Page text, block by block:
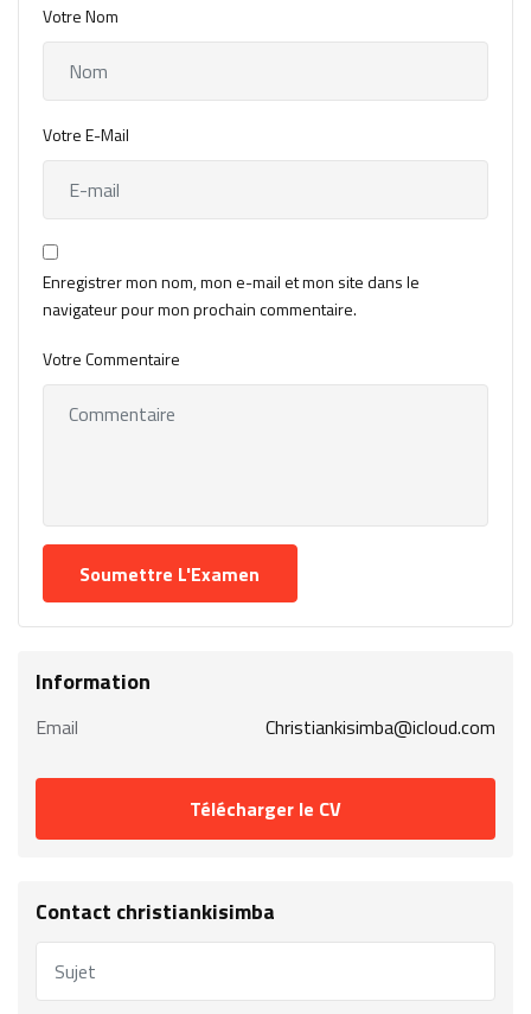
Votre Nom
Votre E-Mail
Enregistrer mon nom, mon e-mail et mon site dans le
navigateur pour mon prochain commentaire.
Votre Commentaire
Information
Email Christiankisimba@icloud.com
Télécharger le CV
Contact christiankisimba